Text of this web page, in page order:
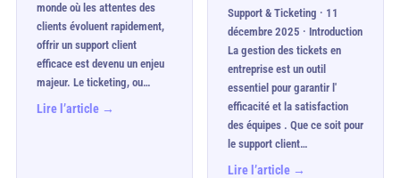
monde où les attentes des
clients évoluent rapidement,
offrir un support client
efficace est devenu un enjeu
majeur. Le ticketing, ou…
Lire l’article →
Support & Ticketing · 11
décembre 2025 · Introduction
La gestion des tickets en
entreprise est un outil
essentiel pour garantir l'
efficacité et la satisfaction
des équipes . Que ce soit pour
le support client…
Lire l’article →